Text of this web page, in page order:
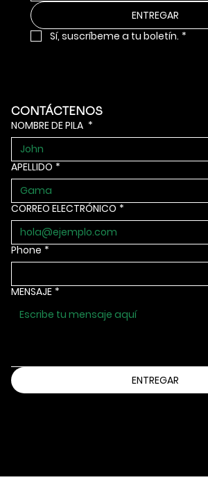
ENTREGAR
Sí, suscríbeme a tu boletín. *
CONTÁCTENOS
NOMBRE DE PILA *
APELLIDO *
CORREO ELECTRÓNICO *
Phone *
MENSAJE *
ENTREGAR